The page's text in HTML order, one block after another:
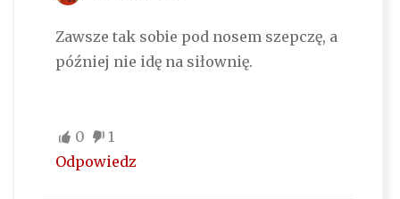
Zawsze tak sobie pod nosem szepczę, a
później nie idę na siłownię.
0
1
Odpowiedz